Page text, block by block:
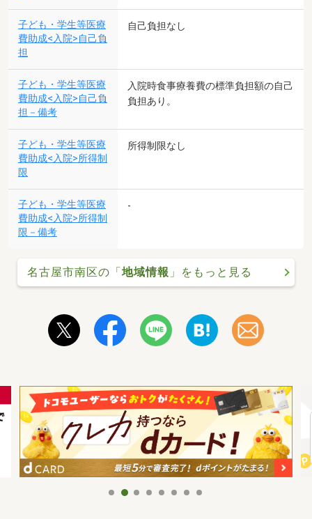
子ども・学生等医療
費助成<入院>自己負
担
自己負担なし
子ども・学生等医療
費助成<入院>自己負
担－備考
入院時食事療養費の標準負担額の自己
負担あり。
子ども・学生等医療
費助成<入院>所得制
限
所得制限なし
子ども・学生等医療
費助成<入院>所得制
限－備考
-
名古屋市南区の「地域情報 」をもっと見る